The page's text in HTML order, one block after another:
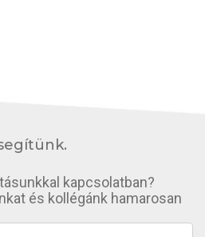
kapcsolatban?
és kollégánk hamarosan